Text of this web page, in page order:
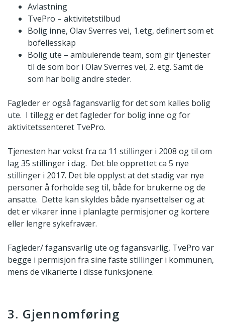
Avlastning
TvePro – aktivitetstilbud
Bolig inne, Olav Sverres vei, 1.etg, definert som et
bofellesskap
Bolig ute – ambulerende team, som gir tjenester
til de som bor i Olav Sverres vei, 2. etg. Samt de
som har bolig andre steder.
Fagleder er også fagansvarlig for det som kalles bolig
ute. I tillegg er det fagleder for bolig inne og for
aktivitetssenteret TvePro.
Tjenesten har vokst fra ca 11 stillinger i 2008 og til om
lag 35 stillinger i dag. Det ble opprettet ca 5 nye
stillinger i 2017. Det ble opplyst at det stadig var nye
personer å forholde seg til, både for brukerne og de
ansatte. Dette kan skyldes både nyansettelser og at
det er vikarer inne i planlagte permisjoner og kortere
eller lengre sykefravær.
Fagleder/ fagansvarlig ute og fagansvarlig, TvePro var
begge i permisjon fra sine faste stillinger i kommunen,
mens de vikarierte i disse funksjonene.
3. Gjennomføring